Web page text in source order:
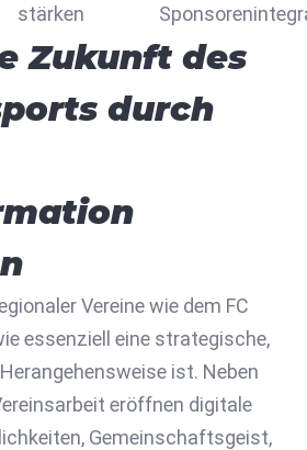
stärken
Zukunft des
durch
Vereine wie dem FC
essenziell eine strategische,
ist. Neben
eröffnen digitale
Gemeinschaftsgeist,